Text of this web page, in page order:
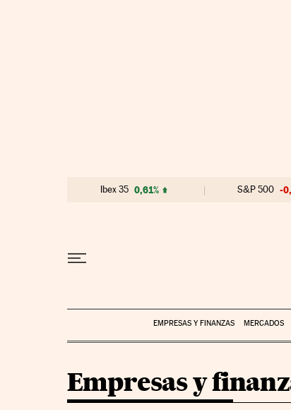
Ibex 35 0,61% S&P 500 -
EMPRESAS Y FINANZAS MERCADOS
Empresas y